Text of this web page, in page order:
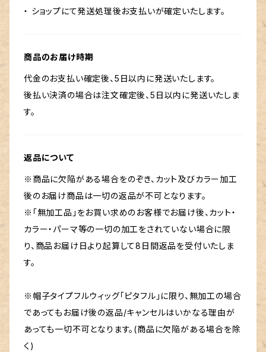
・ ショップにて発送処理後お支払いが確定いたします。
商品のお届け時期
代金のお支払い確定後、5日以内に発送いたします。
後払い決済の場合は注文確定後、5日以内に発送いたしま
す。
返品について
※商品に欠陥がある場合をのぞき、カット及びカラー加工
後のお届け商品は一切の返品が不可となります。
※「無加工品」をお買い求めのお客様でお届け後、カット・
カラー・パーマ等の一切の加工をされていない場合に限
り、商品お届け日より起算して8日間返品を受付いたしま
す。
※帽子タイプフルウィッグ「ピタフル」に限り、無加工の場合
であってもお届け後の返品/キャンセルはいかなる理由が
あっても一切不可となります。(商品に欠陥がある場合を除
く)